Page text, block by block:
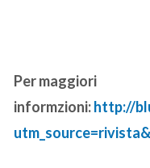
Per maggiori
informzioni:http://